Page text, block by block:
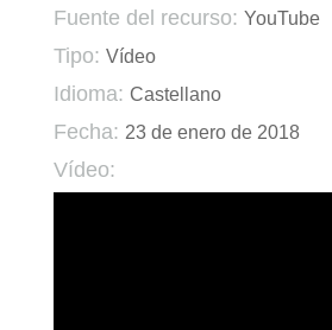
Fuente del recurso: YouTube
Tipo: Vídeo
Idioma: Castellano
Fecha: 23 de enero de 2018
Vídeo: